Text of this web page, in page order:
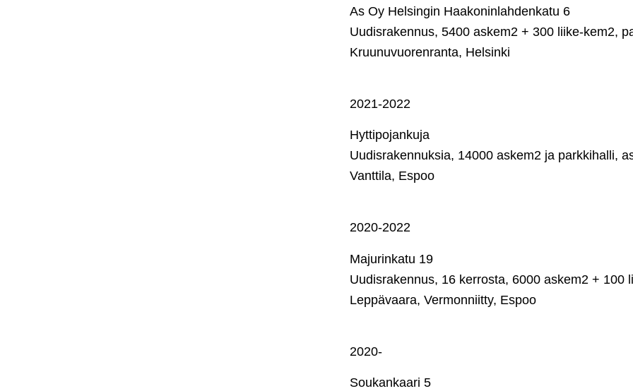
As Oy Helsingin Haakoninlahdenkatu 6
Uudisrakennus, 5400 askem2 + 300 liike-kem2,
Kruunuvuorenranta, Helsinki
2021-2022
Hyttipojankuja
Uudisrakennuksia, 14000 askem2 ja parkkihalli,
Vanttila, Espoo
2020-2022
Majurinkatu 19
Uudisrakennus, 16 kerrosta, 6000 askem2 + 100
Leppävaara, Vermonniitty, Espoo
2020-
Soukankaari 5